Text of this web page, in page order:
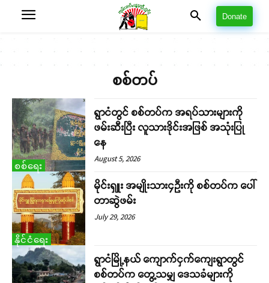
Donate
စစ်တပ်
စစ်ရေး
ရွာငံတွင် စစ်တပ်က အရပ်သားများကို
ဖမ်းဆီးပြီး လူသားဒိုင်းအဖြစ် အသုံးပြု
နေ
August 5, 2026
နိုင်ငံရေး
မိုင်းရှူး အမျိုးသား၄ဉီးကို စစ်တပ်က ပေါ်
တာဆွဲဖမ်း
July 29, 2026
ရွာငံမြို့နယ် ကျောက်ငှက်ကျေးရွာတွင်
စစ်တပ်က တွေ့သမျှ ဒေသခံများကို